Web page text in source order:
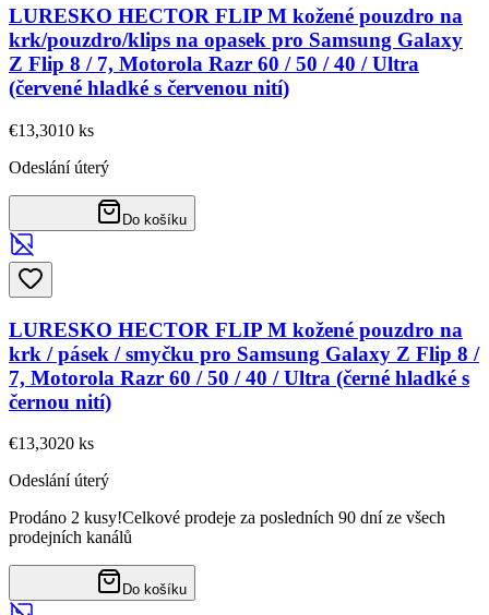
LURESKO HECTOR FLIP M kožené pouzdro na
krk/pouzdro/klips na opasek pro Samsung Galaxy
Z Flip 8 / 7, Motorola Razr 60 / 50 / 40 / Ultra
(červené hladké s červenou nití)
€13,3010 ks
Odeslání úterý
Do košíku
LURESKO HECTOR FLIP M kožené pouzdro na
krk / pásek / smyčku pro Samsung Galaxy Z Flip 8 /
7, Motorola Razr 60 / 50 / 40 / Ultra (černé hladké s
černou nití)
€13,3020 ks
Odeslání úterý
Prodáno 2 kusy!Celkové prodeje za posledních 90 dní ze všech
prodejních kanálů
Do košíku